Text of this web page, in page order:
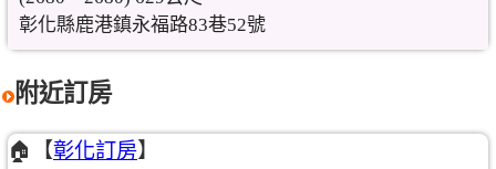
彰化縣鹿港鎮永福路83巷52號
附近訂房
🏠【彰化訂房】